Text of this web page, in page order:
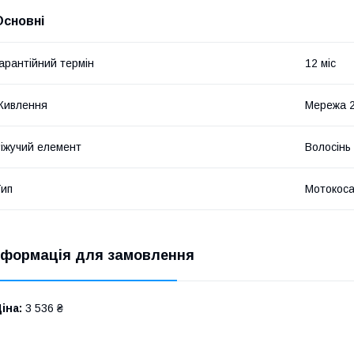
термін 12 міс
Мережа
елемент Волосінь
Мотокоса
для замовлення
3 536 ₴